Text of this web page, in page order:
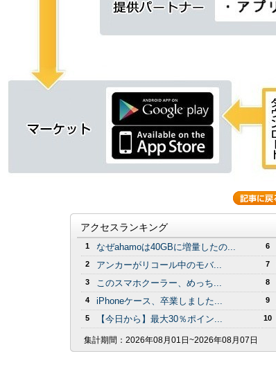
アクセスランキング
1 なぜahamoは40GBに増量したの...
2 アンカーがリコール中のモバ...
3 このスマホクーラー、めっち...
4 iPhoneケース、卒業しました...
5 【今日から】最大30％ポイン...
6
7
8
9
10
集計期間： 2026年08月01日~2026年08月07日